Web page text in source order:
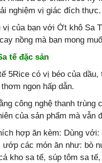
nghiệm vị giác đích thực.
vị của bạn với Ớt khô Sa
nồng mà bạn mong
tế đặc sản
5Rice có vị béo của
ngon hấp dẫn.
công nghệ thanh
của sản phẩm mà vẫn
hợp ăn kèm: Dùng
ướp các món ăn như: bò
kho sa tế, súp tôm sa